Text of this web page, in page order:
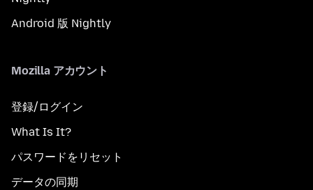
Android 版 Nightly
Mozilla アカウント
登録/ログイン
What Is It?
パスワードをリセット
データの同期